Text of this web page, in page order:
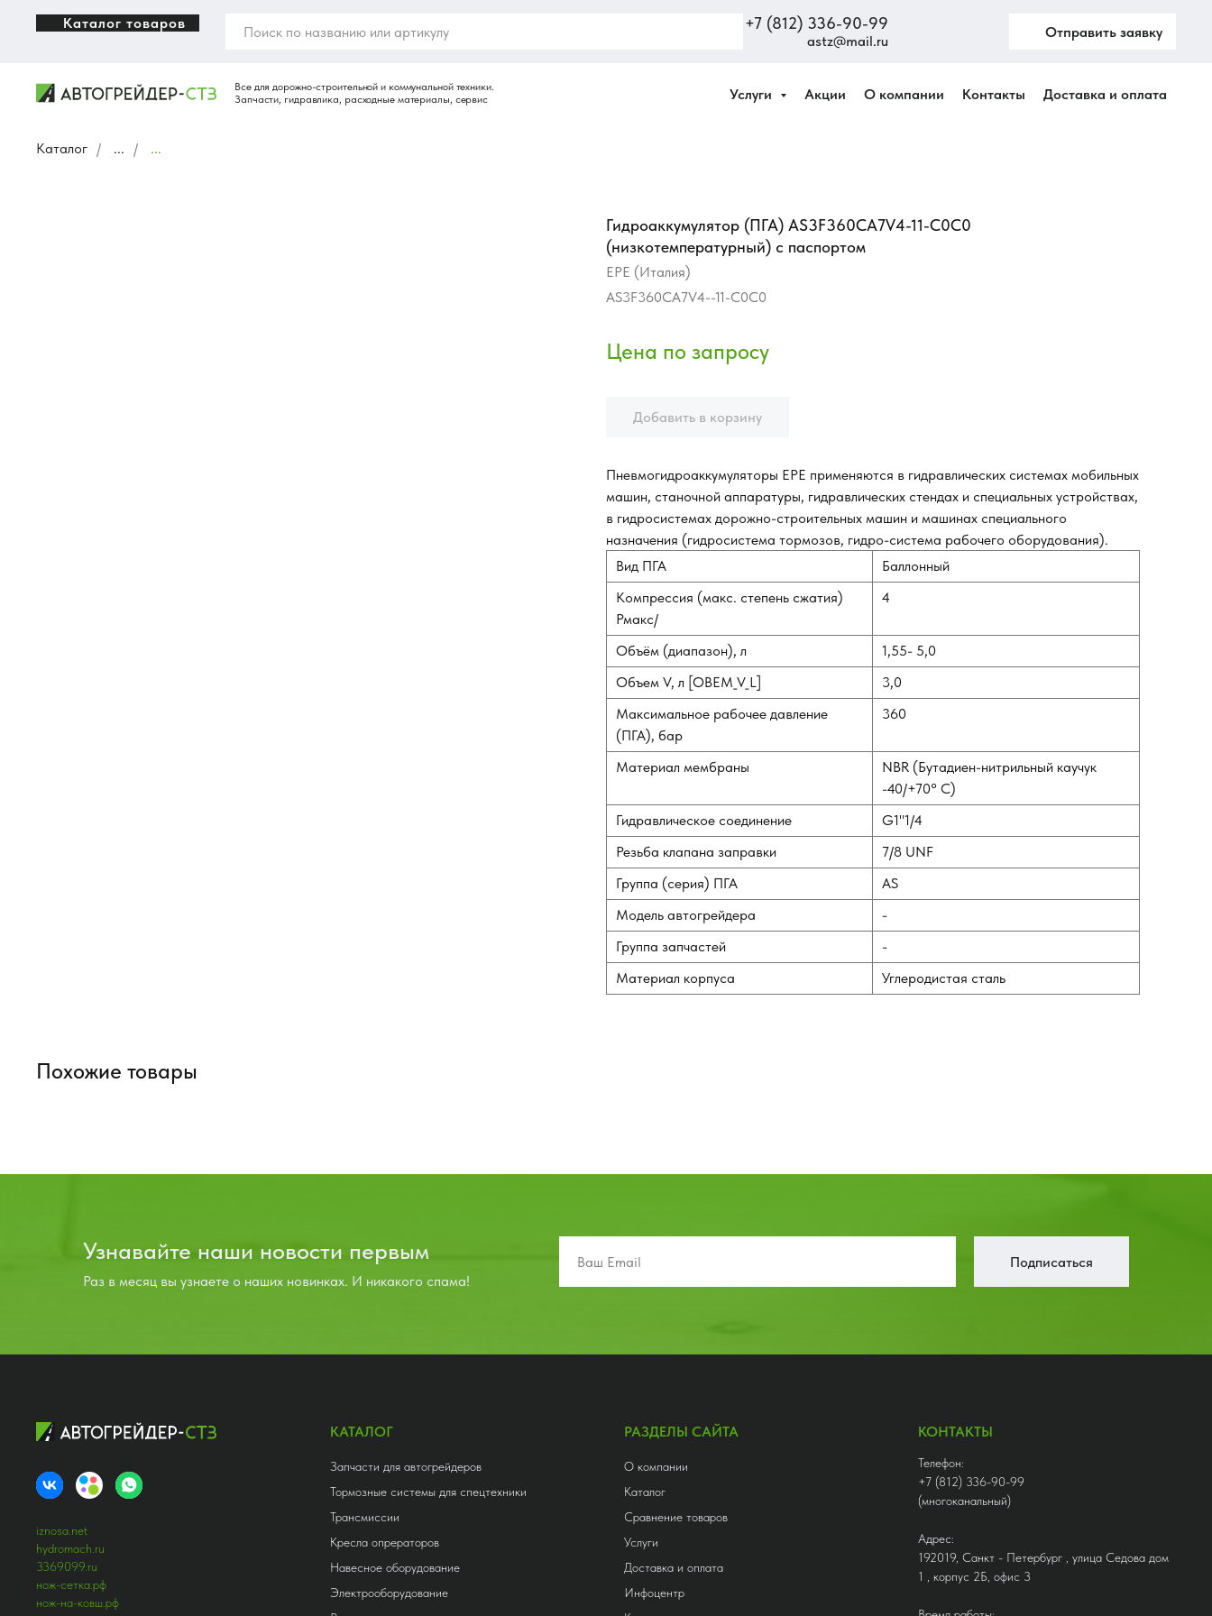
Каталог товаров +7 (812) 336-90-99
astz@mail.ru
Отправить заявку
Услуги Акции О компании Контакты Доставка и оплата
Каталог / ... / ...
Гидроаккумулятор (ПГА) AS3F360CA7V4-11-C0C0
(низкотемпературный) с паспортом
EPE (Италия)
AS3F360CA7V4--11-C0C0
Добавить в корзину
Пневмогидроаккумуляторы EPE применяются в гидравлических системах мобильных
машин, станочной аппаратуры, гидравлических стендах и специальных устройствах,
в гидросистемах дорожно-строительных машин и машинах специального
назначения (гидросистема тормозов, гидро-система рабочего оборудования).
Вид ПГА
Баллонный
Компрессия (макс. степень сжатия)
Рмакс/
4
Объём (диапазон), л
1,55- 5,0
Объем V, л [OBEM_V_L]
3,0
Максимальное рабочее давление
(ПГА), бар
360
Материал мембраны
NBR (Бутадиен-нитрильный каучук
-40/+70° С)
Гидравлическое соединение
G1"1/4
Резьба клапана заправки
7/8 UNF
Группа (серия) ПГА
AS
Модель автогрейдера
-
Группа запчастей
-
Материал корпуса
Углеродистая сталь
Похожие товары
Узнавайте наши новости первым
Раз в месяц вы узнаете о наших новинках. И никакого спама!
Подписаться
iznosa.net
hydromach.ru
3369099.ru
нож-сетка.рф
нож-на-ковш.рф
КАТАЛОГ
Запчасти для автогрейдеров
Тормозные системы для спецтехники
Трансмиссии
Кресла опрераторов
Навесное оборудование
Электрооборудование
РАЗДЕЛЫ САЙТА
О компании
Каталог
Сравнение товаров
Услуги
Доставка и оплата
Инфоцентр
КОНТАКТЫ
Телефон:
+7 (812) 336-90-99
(многоканальный)
Адрес:
192019, Санкт - Петербург , улица Седова дом
1 , корпус 2Б, офис 3